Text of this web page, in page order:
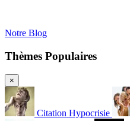
Notre Blog
Thèmes Populaires
×
Citation Hypocrisie